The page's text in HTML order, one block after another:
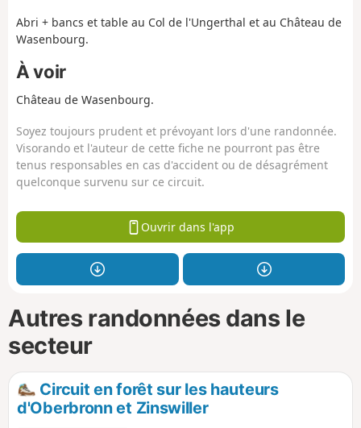
Abri + bancs et table au Col de l'Ungerthal et au Château de
Wasenbourg.
À voir
Château de Wasenbourg.
Soyez toujours prudent et prévoyant lors d'une randonnée.
Visorando et l'auteur de cette fiche ne pourront pas être
tenus responsables en cas d'accident ou de désagrément
quelconque survenu sur ce circuit.
Ouvrir dans l'app
Autres randonnées dans le
secteur
Circuit en forêt sur les hauteurs
d'Oberbronn et Zinswiller